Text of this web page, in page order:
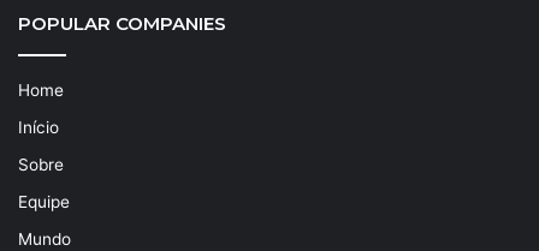
POPULAR COMPANIES
Home
Início
Sobre
Equipe
Mundo